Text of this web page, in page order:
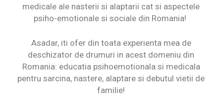
medicale ale nasterii si alaptarii cat si aspectele
psiho-emotionale si sociale din Romania!
Asadar, iti ofer din toata experienta mea de
deschizator de drumuri in acest domeniu din
Romania: educatia psihoemotionala si medicala
pentru sarcina, nastere, alaptare si debutul vietii de
familie!